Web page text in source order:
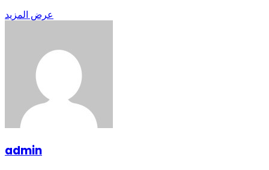
عرض المزيد
admin